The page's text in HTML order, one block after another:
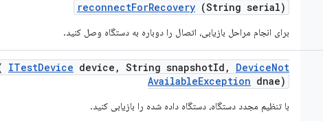
reconnectForRecovery (String serial)
برای انجام مراحل بازیابی، اتصال را دوباره به دستگاه وصل کنید.
ITestDevice device , String snapshotId , DeviceNot
AvailableException dnae)
با تنظیم مجدد دستگاه، دستگاه داده شده را بازیابی کنید.